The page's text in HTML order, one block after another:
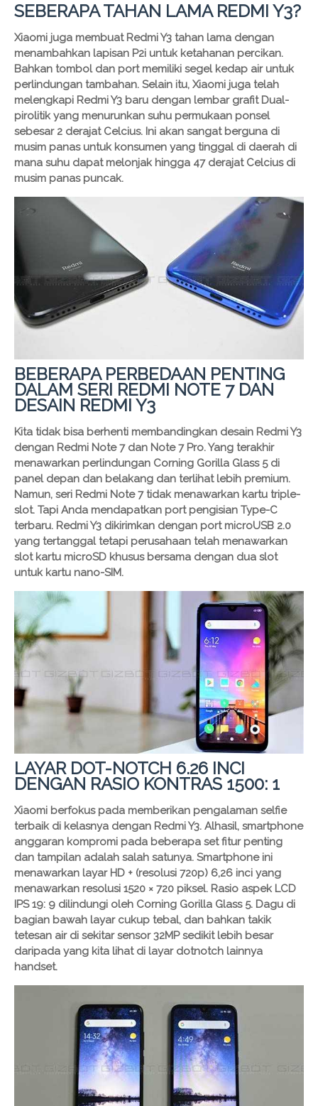
SEBERAPA TAHAN LAMA REDMI Y3?
Xiaomi juga membuat Redmi Y3 tahan lama dengan
menambahkan lapisan P2i untuk ketahanan percikan.
Bahkan tombol dan port memiliki segel kedap air untuk
perlindungan tambahan. Selain itu, Xiaomi juga telah
melengkapi Redmi Y3 baru dengan lembar grafit Dual-
pirolitik yang menurunkan suhu permukaan ponsel
sebesar 2 derajat Celcius. Ini akan sangat berguna di
musim panas untuk konsumen yang tinggal di daerah di
mana suhu dapat melonjak hingga 47 derajat Celcius di
musim panas puncak.
BEBERAPA PERBEDAAN PENTING
DALAM SERI REDMI NOTE 7 DAN
DESAIN REDMI Y3
Kita tidak bisa berhenti membandingkan desain Redmi Y3
dengan Redmi Note 7 dan Note 7 Pro. Yang terakhir
menawarkan perlindungan Corning Gorilla Glass 5 di
panel depan dan belakang dan terlihat lebih premium.
Namun, seri Redmi Note 7 tidak menawarkan kartu triple-
slot. Tapi Anda mendapatkan port pengisian Type-C
terbaru. Redmi Y3 dikirimkan dengan port microUSB 2.0
yang tertanggal tetapi perusahaan telah menawarkan
slot kartu microSD khusus bersama dengan dua slot
untuk kartu nano-SIM.
LAYAR DOT-NOTCH 6.26 INCI
DENGAN RASIO KONTRAS 1500: 1
Xiaomi berfokus pada memberikan pengalaman selfie
terbaik di kelasnya dengan Redmi Y3. Alhasil, smartphone
anggaran kompromi pada beberapa set fitur penting
dan tampilan adalah salah satunya. Smartphone ini
menawarkan layar HD + (resolusi 720p) 6,26 inci yang
menawarkan resolusi 1520 × 720 piksel. Rasio aspek LCD
IPS 19: 9 dilindungi oleh Corning Gorilla Glass 5. Dagu di
bagian bawah layar cukup tebal, dan bahkan takik
tetesan air di sekitar sensor 32MP sedikit lebih besar
daripada yang kita lihat di layar dotnotch lainnya
handset.